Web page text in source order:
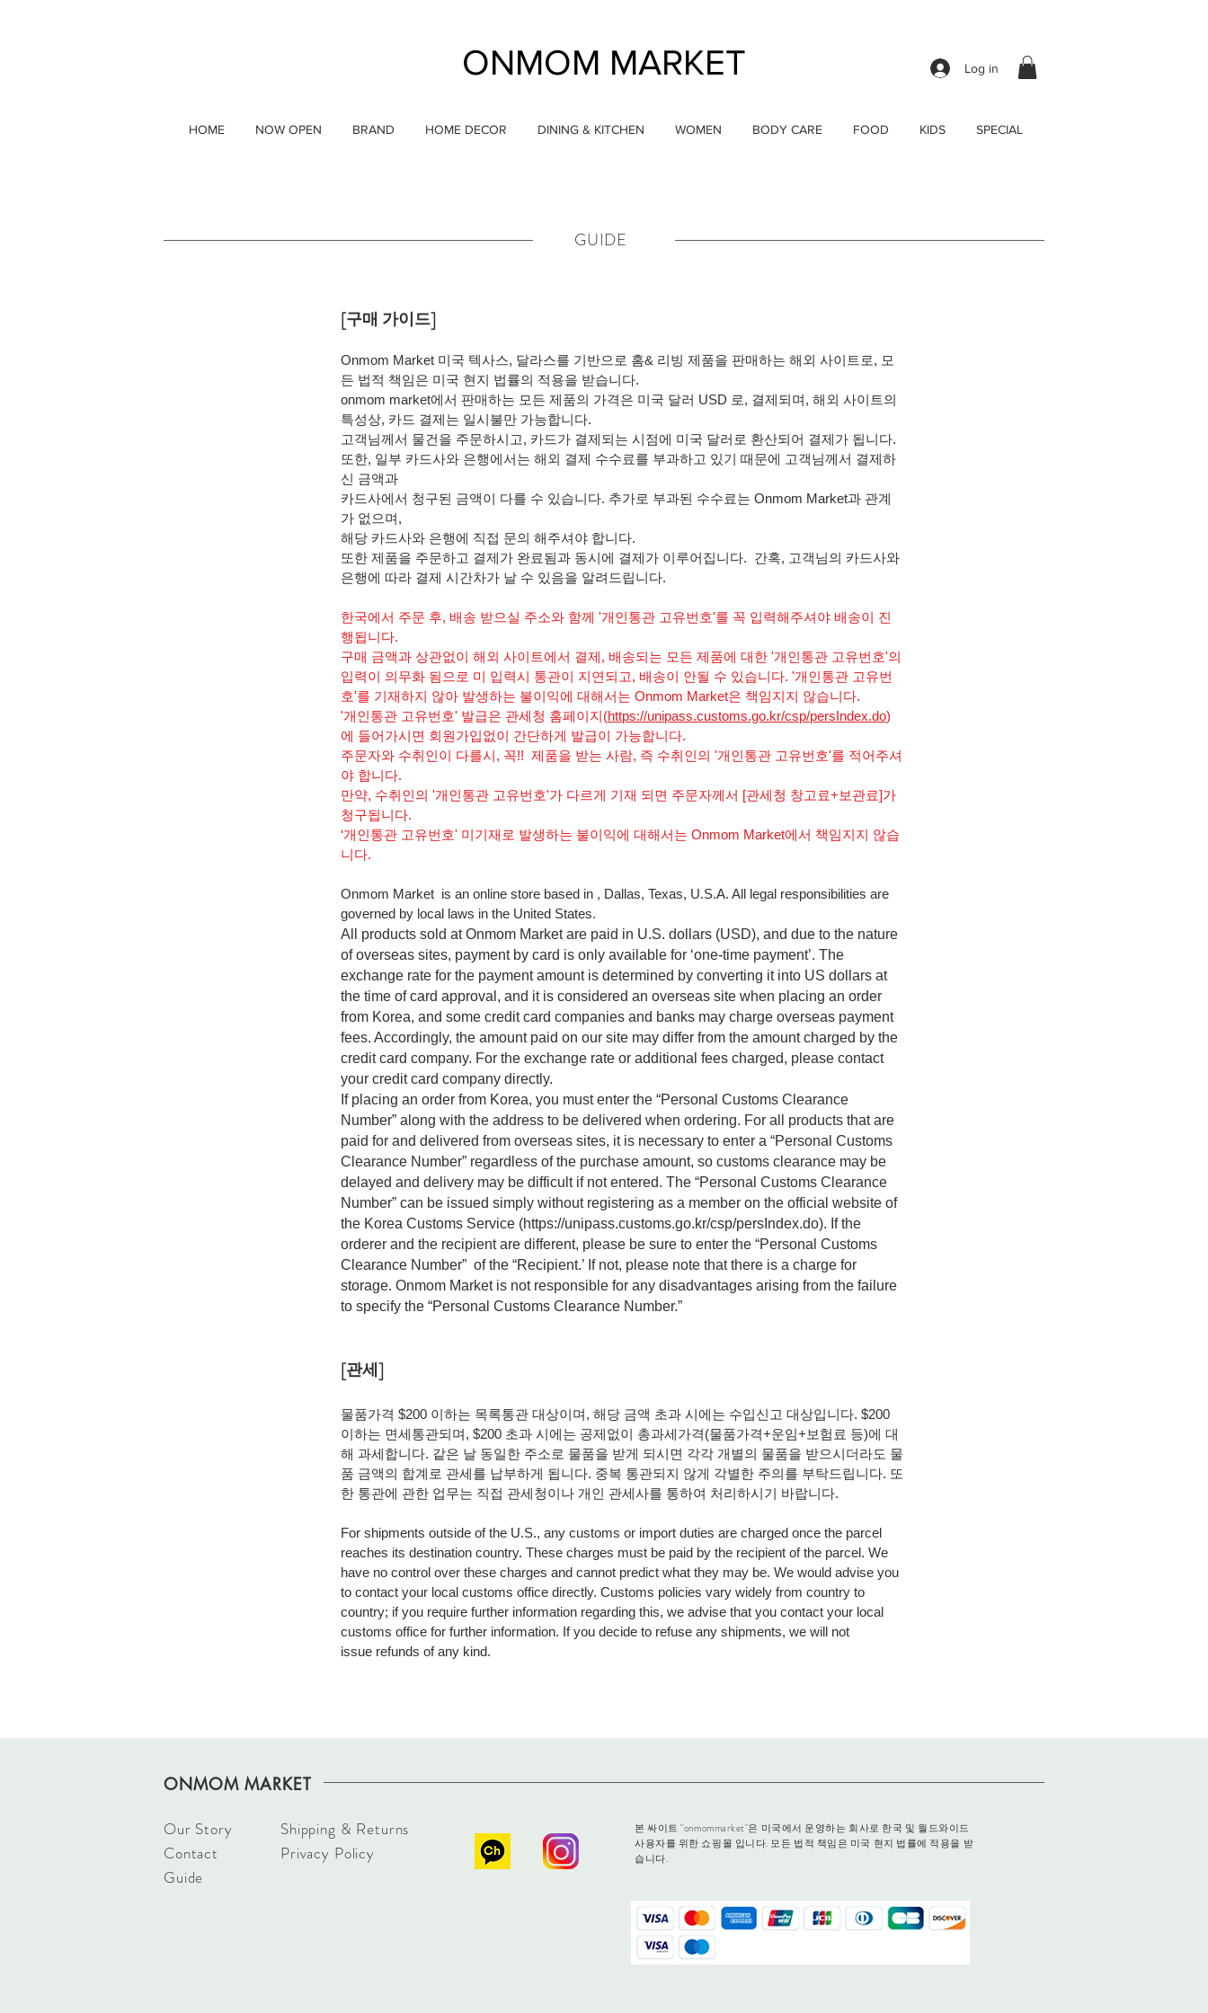
ONMOM MARKET Log in
HOME NOW OPEN BRAND HOME DECOR DINING & KITCHEN WOMEN BODY CARE FOOD KIDS SPECIAL
GUIDE
[구매 가이드]
Onmom Market 미국 텍사스, 달라스를 기반으로 홈& 리빙 제품을 판매하는 해외 사이트로, 모
든 법적 책임은 미국 현지 법률의 적용을 받습니다.
onmom market에서 판매하는 모든 제품의 가격은 미국 달러 USD 로, 결제되며, 해외 사이트의
특성상, 카드 결제는 일시불만 가능합니다.
고객님께서 물건을 주문하시고, 카드가 결제되는 시점에 미국 달러로 환산되어 결제가 됩니다.
또한, 일부 카드사와 은행에서는 해외 결제 수수료를 부과하고 있기 때문에 고객님께서 결제하
신 금액과
카드사에서 청구된 금액이 다를 수 있습니다. 추가로 부과된 수수료는 Onmom Market과 관계
가 없으며,
해당 카드사와 은행에 직접 문의 해주셔야 합니다.
또한 제품을 주문하고 결제가 완료됨과 동시에 결제가 이루어집니다. 간혹, 고객님의 카드사와
은행에 따라 결제 시간차가 날 수 있음을 알려드립니다.
한국에서 주문 후, 배송 받으실 주소와 함께 '개인통관 고유번호'를 꼭 입력해주셔야 배송이 진
행됩니다.
구매 금액과 상관없이 해외 사이트에서 결제, 배송되는 모든 제품에 대한 '개인통관 고유번호'의
입력이 의무화 됨으로 미 입력시 통관이 지연되고, 배송이 안될 수 있습니다. '개인통관 고유번
호'를 기재하지 않아 발생하는 불이익에 대해서는 Onmom Market은 책임지지 않습니다.
'개인통관 고유번호' 발급은 관세청 홈페이지(https://unipass.customs.go.kr/csp/persIndex.do)
에 들어가시면 회원가입없이 간단하게 발급이 가능합니다.
주문자와 수취인이 다를시, 꼭!! 제품을 받는 사람, 즉 수취인의 '개인통관 고유번호'를 적어주셔
야 합니다.
​만약, 수취인의 '개인통관 고유번호'가 다르게 기재 되면 주문자께서 [관세청 창고료+보관료]가
청구됩니다.
‘개인통관 고유번호' 미기재로 발생하는 불이익에 대해서는 Onmom Market에서 책임지지 않습
니다.
Onmom Market is an online store based in , Dallas, Texas, U.S.A. All legal responsibilities are
governed by local laws in the United States.
All products sold at Onmom Market are paid in U.S. dollars (USD), and due to the nature
of overseas sites, payment by card is only available for ‘one-time payment’. The
exchange rate for the payment amount is determined by converting it into US dollars at
the time of card approval, and it is considered an overseas site when placing an order
from Korea, and some credit card companies and banks may charge overseas payment
fees. Accordingly, the amount paid on our site may differ from the amount charged by the
credit card company. For the exchange rate or additional fees charged, please contact
your credit card company directly.
If placing an order from Korea, you must enter the “Personal Customs Clearance
Number” along with the address to be delivered when ordering. For all products that are
paid for and delivered from overseas sites, it is necessary to enter a “Personal Customs
Clearance Number” regardless of the purchase amount, so customs clearance may be
delayed and delivery may be difficult if not entered. The “Personal Customs Clearance
Number” can be issued simply without registering as a member on the official website of
the Korea Customs Service (https://unipass.customs.go.kr/csp/persIndex.do). If the
orderer and the recipient are different, please be sure to enter the “Personal Customs
Clearance Number” of the “Recipient.’ If not, please note that there is a charge for
storage. Onmom Market is not responsible for any disadvantages arising from the failure
to specify the “Personal Customs Clearance Number.”
[관세]
물품가격 $200 이하는 목록통관 대상이며, 해당 금액 초과 시에는 수입신고 대상입니다. $200
이하는 면세통관되며, $200 초과 시에는 공제없이 총과세가격(물품가격+운임+보험료 등)에 대
해 과세합니다. 같은 날 동일한 주소로 물품을 받게 되시면 각각 개별의 물품을 받으시더라도 물
품 금액의 합계로 관세를 납부하게 됩니다. 중복 통관되지 않게 각별한 주의를 부탁드립니다. 또
한 통관에 관한 업무는 직접 관세청이나 개인 관세사를 통하여 처리하시기 바랍니다.
For shipments outside of the U.S., any customs or import duties are charged once the parcel
reaches its destination country. These charges must be paid by the recipient of the parcel. We
have no control over these charges and cannot predict what they may be. We would advise you
to contact your local customs office directly. Customs policies vary widely from country to
country; if you require further information regarding this, we advise that you contact your local
customs office for further information. If you decide to refuse any shipments, we will not
issue refunds of any kind.
ONMOM MARKET
Our Story
Contact
Guide​
Shipping & Returns
Privacy Policy
본 싸이트 "onmommarket"은 미국에서 운영하는 회사로 한국 및 월드와이드
사용자를 위한 쇼핑몰 입니다. 모든 법적 책임은 미국 현지 법률에 적용을 받
습니다.